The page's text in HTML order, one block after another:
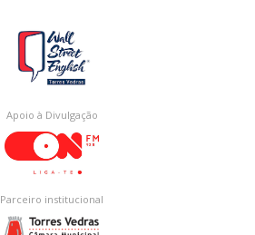
Apoio à Divulgação
Parceiro institucional